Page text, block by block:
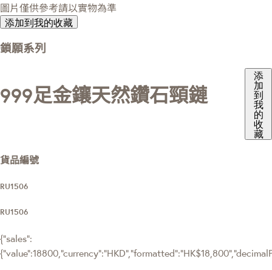
圖片僅供參考請以實物為準
添加到我的收藏
鎖願系列
999足金鑲天然鑽石頸鏈
添
加
到
我
的
收
藏
貨品編號
RU1506
RU1506
{"sales":